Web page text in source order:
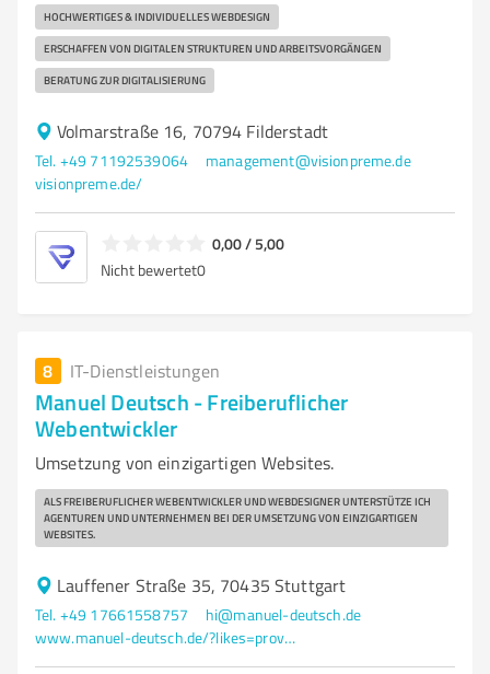
HOCHWERTIGES & INDIVIDUELLES WEBDESIGN
ERSCHAFFEN VON DIGITALEN STRUKTUREN UND ARBEITSVORGÄNGEN
BERATUNG ZUR DIGITALISIERUNG
Volmarstraße 16, 70794 Filderstadt
Tel. +49 71192539064
management@visionpreme.de
visionpreme.de/
0,00 / 5,00
Nicht bewertet0
8 IT-Dienstleistungen
Manuel Deutsch - Freiberuflicher
Webentwickler
Umsetzung von einzigartigen Websites.
ALS FREIBERUFLICHER WEBENTWICKLER UND WEBDESIGNER UNTERSTÜTZE ICH
AGENTUREN UND UNTERNEHMEN BEI DER UMSETZUNG VON EINZIGARTIGEN
WEBSITES.
Lauffener Straße 35, 70435 Stuttgart
Tel. +49 17661558757
hi@manuel-deutsch.de
www.manuel-deutsch.de/?likes=provenexpert